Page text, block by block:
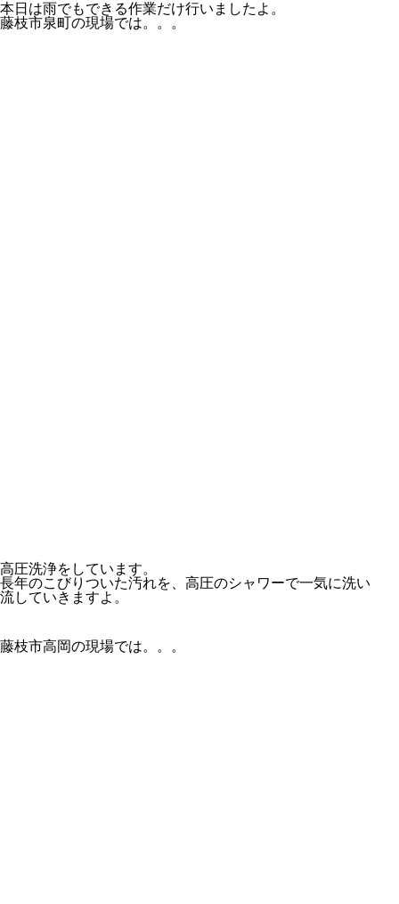
本日は雨でもできる作業だけ行いましたよ。
藤枝市泉町の現場では。。。
高圧洗浄をしています。
長年のこびりついた汚れを、高圧のシャワーで一気に洗い
流していきますよ。
藤枝市高岡の現場では。。。